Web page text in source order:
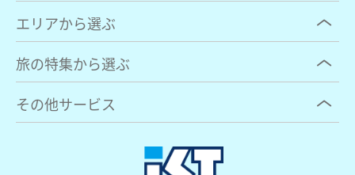
エリアから選ぶ
旅の特集から選ぶ
その他サービス